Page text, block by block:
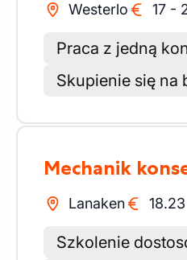
Westerlo 17 -
Praca z jedną
Skupienie się na
Mechanik
Lanaken 18.23
Szkolenie